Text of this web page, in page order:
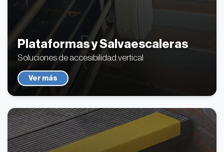
Plataformas y Salvaescaleras
Soluciones de accesibilidad vertical
Ver más